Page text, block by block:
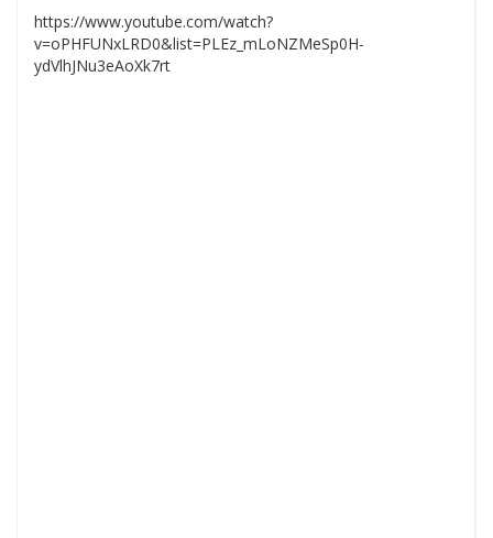
https://www.youtube.com/watch?
v=oPHFUNxLRD0&list=PLEz_mLoNZMeSp0H-
ydVlhJNu3eAoXk7rt